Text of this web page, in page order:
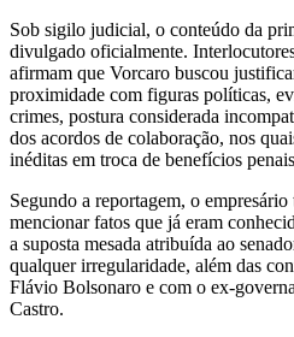
Sob sigilo judicial, o conteúdo da
divulgado oficialmente.
afirmam que Vorcaro buscou
proximidade com figuras políticas,
crimes, postura considerada
dos acordos de colaboração, nos
inéditas em troca de benefícios
Segundo a reportagem, o
mencionar fatos que já eram
a suposta mesada atribuída ao
qualquer irregularidade, além das
Flávio Bolsonaro e com o ex-
Castro.